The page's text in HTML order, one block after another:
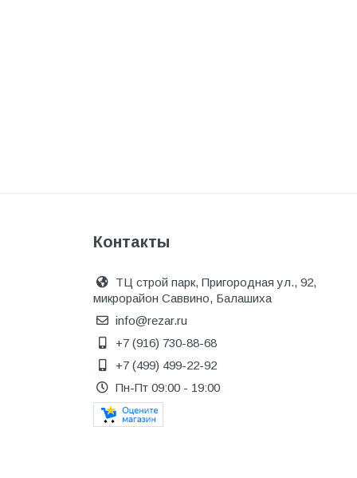
Насосное оборудование
Нерудный материал
Облицовочная доска
оборудование
Контакты
ТЦ строй парк, Пригородная ул., 92,
микрорайон Саввино, Балашиха
info@rezar.ru
+7 (916) 730-88-68
+7 (499) 499-22-92
Пн-Пт 09:00 - 19:00